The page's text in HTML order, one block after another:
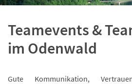
Teamevents &
im Odenwald
Gute Kommunikation,